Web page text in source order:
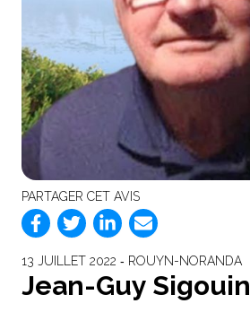
PARTAGER CET AVIS
13 JUILLET 2022 ‐ ROUYN-NORANDA
Jean-Guy Sigouin